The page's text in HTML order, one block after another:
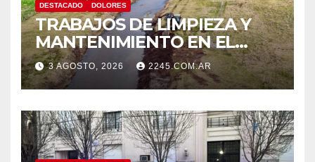
DESTACADO DOLORES
TRABAJOS DE LIMPIEZA Y
MANTENIMIENTO EN EL
CANAL LA PICASA
3 AGOSTO, 2026 2245.COM.AR